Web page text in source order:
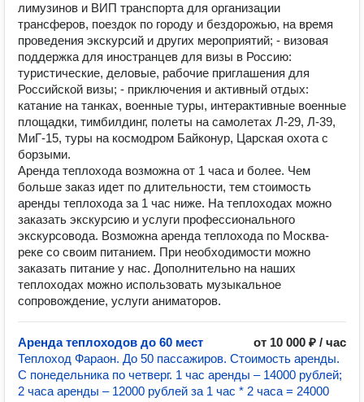
лимузинов и ВИП транспорта для организации
трансферов, поездок по городу и бездорожью, на время
проведения экскурсий и других мероприятий; - визовая
поддержка для иностранцев для визы в Россию:
туристические, деловые, рабочие приглашения для
Российской визы; - приключения и активный отдых:
катание на танках, военные туры, интерактивные военные
площадки, тимбилдинг, полеты на самолетах Л-29, Л-39,
МиГ-15, туры на космодром Байконур, Царская охота с
борзыми.
Аренда теплохода возможна от 1 часа и более. Чем
больше заказ идет по длительности, тем стоимость
аренды теплохода за 1 час ниже. На теплоходах можно
заказать экскурсию и услуги профессионального
экскурсовода. Возможна аренда теплохода по Москва-
реке со своим питанием. При необходимости можно
заказать питание у нас. Дополнительно на наших
теплоходах можно использовать музыкальное
сопровождение, услуги аниматоров.
Аренда теплоходов до 60 мест
от 10 000 ₽ / час
Теплоход Фараон. До 50 пассажиров. Стоимость аренды.
С понедельника по четверг. 1 час аренды – 14000 рублей;
2 часа аренды – 12000 рублей за 1 час * 2 часа = 24000